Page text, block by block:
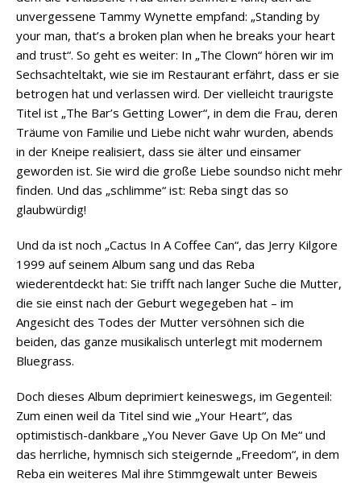
unvergessene Tammy Wynette empfand: „Standing by
your man, that’s a broken plan when he breaks your heart
and trust“. So geht es weiter: In „The Clown“ hören wir im
Sechsachteltakt, wie sie im Restaurant erfährt, dass er sie
betrogen hat und verlassen wird. Der vielleicht traurigste
Titel ist „The Bar’s Getting Lower“, in dem die Frau, deren
Träume von Familie und Liebe nicht wahr wurden, abends
in der Kneipe realisiert, dass sie älter und einsamer
geworden ist. Sie wird die große Liebe soundso nicht mehr
finden. Und das „schlimme“ ist: Reba singt das so
glaubwürdig!
Und da ist noch „Cactus In A Coffee Can“, das Jerry Kilgore
1999 auf seinem Album sang und das Reba
wiederentdeckt hat: Sie trifft nach langer Suche die Mutter,
die sie einst nach der Geburt wegegeben hat – im
Angesicht des Todes der Mutter versöhnen sich die
beiden, das ganze musikalisch unterlegt mit modernem
Bluegrass.
Doch dieses Album deprimiert keineswegs, im Gegenteil:
Zum einen weil da Titel sind wie „Your Heart“, das
optimistisch-dankbare „You Never Gave Up On Me“ und
das herrliche, hymnisch sich steigernde „Freedom“, in dem
Reba ein weiteres Mal ihre Stimmgewalt unter Beweis